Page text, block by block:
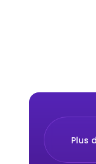
Plus